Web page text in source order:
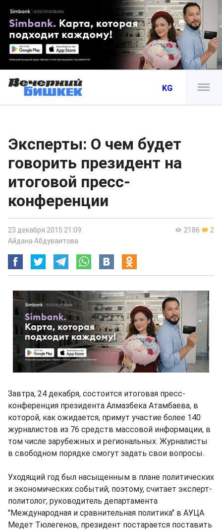
KG
Эксперты: О чем будет
говорить президент на
итоговой пресс-
конференции
2186 2
23 декабря 2015 21:09
Айдана Абдуваитова
Завтра, 24 декабря, состоится итоговая пресс-
конференция президента Алмазбека Атамбаева, в
которой, как ожидается, примут участие более 140
журналистов из 76 средств массовой информации, в
том числе зарубежных и региональных. Журналисты
в свободном порядке смогут задать свои вопросы.
Уходящий год был насыщенным в плане политических
и экономических событий, поэтому, считает эксперт-
политолог, руководитель департамента
"Международная и сравнительная политика" в АУЦА
Медет Тюлегенов, президент постарается поставить